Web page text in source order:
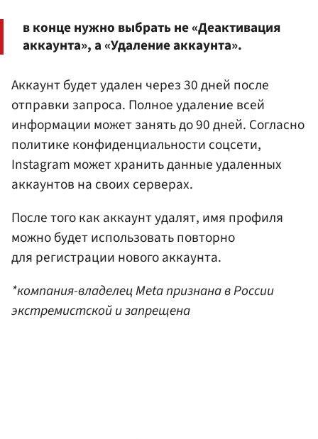
в конце нужно выбрать не «Деактивация
аккаунта», а «Удаление аккаунта».
Аккаунт будет удален через 30 дней после
отправки запроса. Полное удаление всей
информации может занять до 90 дней. Согласно
политике конфиденциальности соцсети,
Instagram может хранить данные удаленных
аккаунтов на своих серверах.
После того как аккаунт удалят, имя профиля
можно будет использовать повторно
для регистрации нового аккаунта.
*компания-владелец Meta признана в России
экстремистской и запрещена